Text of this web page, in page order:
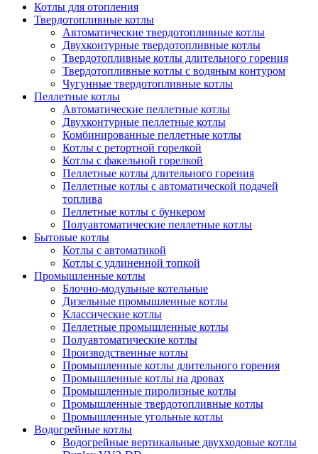
Котлы для отопления
Твердотопливные котлы
Автоматические твердотопливные котлы
Двухконтурные твердотопливные котлы
Твердотопливные котлы длительного горения
Твердотопливные котлы с водяным контуром
Чугунные твердотопливные котлы
Пеллетные котлы
Автоматические пеллетные котлы
Двухконтурные пеллетные котлы
Комбинированные пеллетные котлы
Котлы с ретортной горелкой
Котлы с факельной горелкой
Пеллетные котлы длительного горения
Пеллетные котлы с автоматической подачей
топлива
Пеллетные котлы с бункером
Полуавтоматические пеллетные котлы
Бытовые котлы
Котлы с автоматикой
Котлы с удлиненной топкой
Промышленные котлы
Блочно-модульные котельные
Дизельные промышленные котлы
Классические котлы
Пеллетные промышленные котлы
Полуавтоматические котлы
Производственные котлы
Промышленные котлы длительного горения
Промышленные котлы на дровах
Промышленные пиролизные котлы
Промышленные твердотопливные котлы
Промышленные угольные котлы
Водогрейные котлы
Водогрейные вертикальные двухходовые котлы